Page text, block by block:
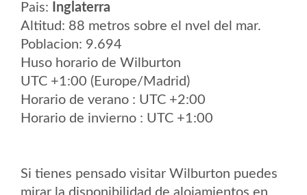
Pais:
Inglaterra
Altitud: 88 metros sobre el nvel del mar.
Poblacion: 9.694
Huso horario de Wilburton
UTC +1:00 (Europe/Madrid)
Horario de verano : UTC +2:00
Horario de invierno : UTC +1:00
Si tienes pensado visitar Wilburton puedes
mirar la disponibilidad de alojamientos en